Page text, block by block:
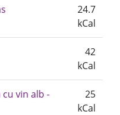
24.7
kCal
42
kCal
vin alb -
25
kCal